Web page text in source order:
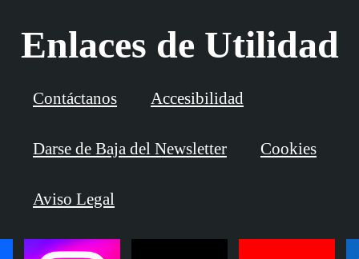
Enlaces de Utilidad
Contáctanos Accesibilidad
Darse de Baja del Newsletter Cookies
Aviso Legal